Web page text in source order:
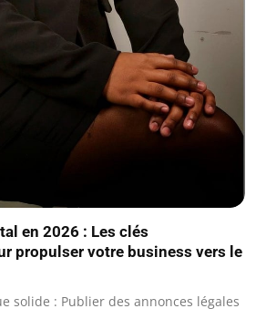
en 2026 : Les clés
propulser votre business vers le
solide : Publier des annonces légales